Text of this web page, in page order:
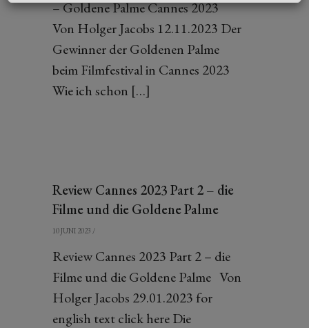
– Goldene Palme Cannes 2023
Von Holger Jacobs 12.11.2023 Der
Gewinner der Goldenen Palme
beim Filmfestival in Cannes 2023
Wie ich schon […]
Review Cannes 2023 Part 2 – die
Filme und die Goldene Palme
10 JUNI 2023 /
Review Cannes 2023 Part 2 – die
Filme und die Goldene Palme Von
Holger Jacobs 29.01.2023 for
english text click here Die